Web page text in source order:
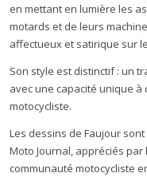
en mettant en lumière les
motards et de leurs
affectueux et satirique sur
Son style est distinctif : un
avec une capacité unique
motocycliste.
Les dessins de Faujour
Moto Journal, appréciés
communauté motocycliste